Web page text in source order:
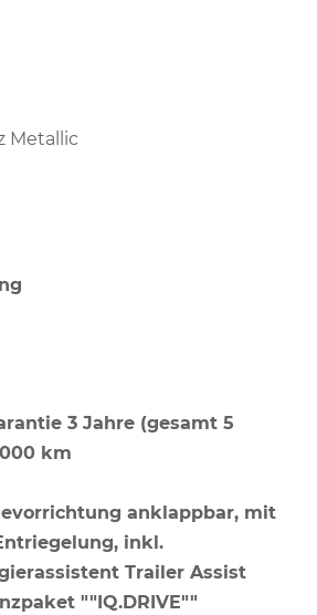
Metallic
3 Jahre (gesamt 5
km
anklappbar, mit
inkl.
Trailer Assist
""IQ.DRIVE""